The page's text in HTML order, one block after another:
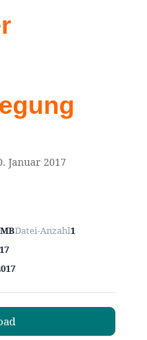
Januar 2017
Datei-Anzahl1